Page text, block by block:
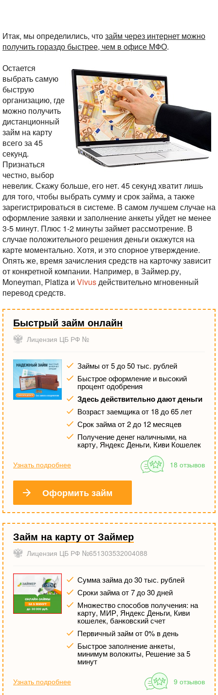
Итак, мы определились, чтозайм через интернет можно
получить гораздо быстрее, чем в офисе МФО.
Остается
выбрать самую
быструю
организацию, где
можно получить
дистанционный
займ на карту
всего за 45
секунд.
Признаться
честно, выбор
невелик. Скажу больше, его нет. 45 секунд хватит лишь
для того, чтобы выбрать сумму и срок займа, а также
зарегистрироваться в системе. В самом лучшем случае на
оформление заявки и заполнение анкеты уйдет не менее
3-5 минут. Плюс 1-2 минуты займет рассмотрение. В
случае положительного решения деньги окажутся на
карте моментально. Хотя, и это спорное утверждение.
Опять же, время зачисления средств на карточку зависит
от конкретной компании. Например, в Займер.ру,
Moneyman, Platiza и Vivusдействительно мгновенный
перевод средств.
Быстрый займ онлайн
Лицензия ЦБ РФ №
Займы от 5 до 50 тыс. рублей
Быстрое оформление и высокий
процент одобрения
Здесь действительно дают деньги
Возраст заемщика от 18 до 65 лет
Срок займа от 2 до 12 месяцев
Получение денег наличными, на
карту, Яндекс Деньги, Киви Кошелек
Узнать подробнее 18 отзывов
Оформить займ
Займ на карту от Займер
Лицензия ЦБ РФ №651303532004088
Сумма займа до 30 тыс. рублей
Сроки займа от 7 до 30 дней
Множество способов получения: на
карту, МИР, Яндекс Деньги, Киви
кошелек, банковский счет
Первичный займ от 0% в день
Быстрое заполнение анкеты,
минимум волокиты, Решение за 5
минут
Узнать подробнее 9 отзывов